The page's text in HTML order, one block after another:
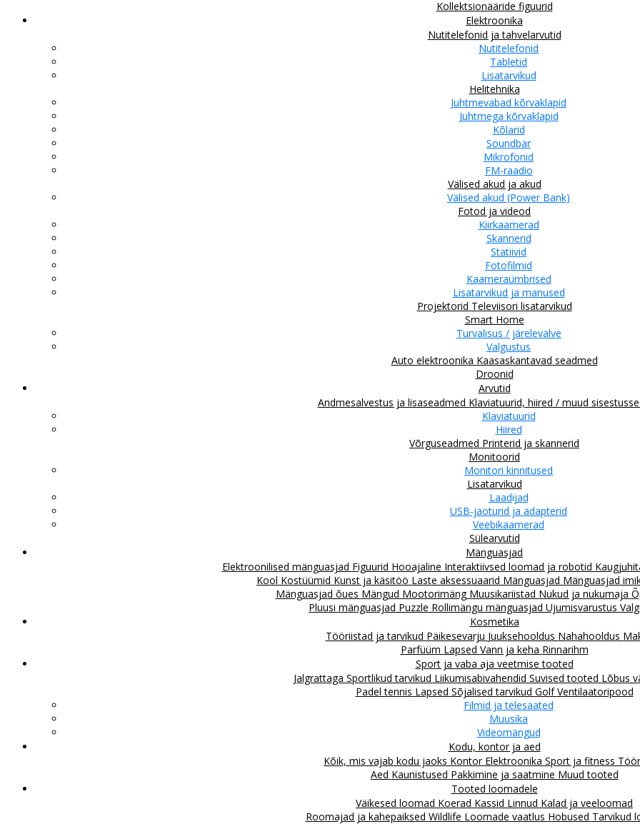
Kollektsionääride figuurid
Elektroonika
Nutitelefonid ja tahvelarvutid
Nutitelefonid
Tabletid
Lisatarvikud
Helitehnika
Juhtmevabad kõrvaklapid
Juhtmega kõrvaklapid
Kõlarid
Soundbar
Mikrofonid
FM-raadio
Välised akud ja akud
Välised akud (Power Bank)
Fotod ja videod
Kiirkaamerad
Skannerid
Statiivid
Fotofilmid
Kaameraümbrised
Lisatarvikud ja manused
Projektorid Televiisori lisatarvikud
Smart Home
Turvalisus / järelevalve
Valgustus
Auto elektroonika Kaasaskantavad seadmed
Droonid
Arvutid
Andmesalvestus ja lisaseadmed Klaviatuurid, hiired / muud
Klaviatuurid
Hiired
Võrguseadmed Printerid ja skannerid
Monitoorid
Monitori kinnitused
Lisatarvikud
Laadijad
USB-jaoturid ja adapterid
Veebikaamerad
Sülearvutid
Mänguasjad
Elektroonilised mänguasjad Figuurid Hooajaline Interaktiivsed loomad ja robotid
Kool Kostüümid Kunst ja käsitöö Laste aksessuaarid Mänguasjad Mänguasjad
Mänguasjad õues Mängud Mootorimäng Muusikariistad Nukud ja nukumaja
Pluusi mänguasjad Puzzle Rollimängu mänguasjad Ujumisvarustus
Kosmetika
Tööriistad ja tarvikud Päikesevarju Juuksehooldus Nahahooldus
Parfüüm Lapsed Vann ja keha Rinnarihm
Sport ja vaba aja veetmise tooted
Jalgrattaga Sportlikud tarvikud Liikumisabivahendid Suvised tooted Lõbus
Padel tennis Lapsed Sõjalised tarvikud GolfVentilaatoripood
Filmid ja telesaated
Muusika
Videomängud
Kodu, kontor ja aed
Kõik, mis vajab kodu jaoks Kontor Elektroonika Sport ja fitness
Aed Kaunistused Pakkimine ja saatmine Muud tooted
Tooted loomadele
Väikesed loomad Koerad Kassid Linnud Kalad ja veeloomad
Roomajad ja kahepaiksed Wildlife Loomade vaatlus Hobused Tarvikud